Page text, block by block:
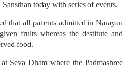
today with series of events.
that all patients admitted in Narayan
fruits whereas the destitute and
food.
Seva Dham where the Padmashree